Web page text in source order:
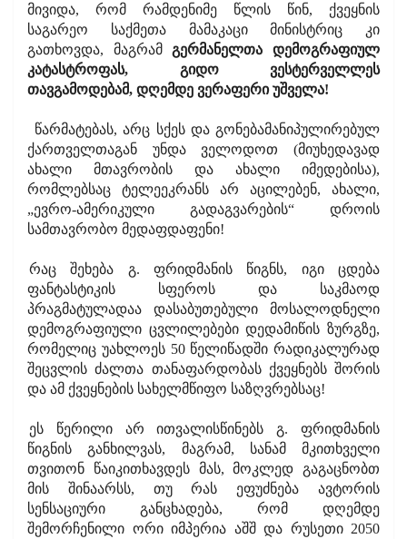
მივიდა, რომ რამდენიმე წლის წინ, ქვეყნის
საგარეო საქმეთა მამაკაცი მინისტრიც კი
გათხოვდა, მაგრამგერმანელთა დემოგრაფიულ
კატასტროფას, გიდო ვესტერველლეს
თავგამოდებამ, დღემდე ვერაფერი უშველა!
წარმატებას, არც სქეს და გონებამანიპულირებულ
ქართველთაგან უნდა ველოდოთ (მიუხედავად
ახალი მთავრობის და ახალი იმედებისა),
რომლებსაც ტელეეკრანს არ აცილებენ, ახალი,
„ევრო-ამერიკული გადაგვარების“ დროის
სამთავრობო მედაფდაფენი!
რაც შეხება გ. ფრიდმანის წიგნს, იგი ცდება
ფანტასტიკის სფეროს და საკმაოდ
პრაგმატულადაა დასაბუთებული მოსალოდნელი
დემოგრაფიული ცვლილებები დედამიწის ზურგზე,
რომელიც უახლოეს 50 წელიწადში რადიკალურად
შეცვლის ძალთა თანაფარდობას ქვეყნებს შორის
და ამ ქვეყნების სახელმწიფო საზღვრებსაც!
ეს წერილი არ ითვალისწინებს გ. ფრიდმანის
წიგნის განხილვას, მაგრამ, სანამ მკითხველი
თვითონ წაიკითხავდეს მას, მოკლედ გაგაცნობთ
მის შინაარსს, თუ რას ეფუძნება ავტორის
სენსაციური განცხადება, რომ დღემდე
შემორჩენილი ორი იმპერია აშშ და რუსეთი 2050